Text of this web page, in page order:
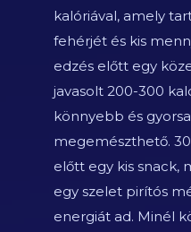
kalóriával, amely
fehérjét és kis
edzés előtt egy
javasolt 200-300
könnyebb és
megemészthető.
előtt egy kis snack,
egy szelet pirítós
energiát ad. Minél